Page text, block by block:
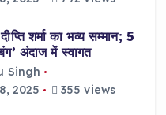
शर्मा का भव्य सम्मान; 5
अंदाज में स्वागत
Singh
2025
355 views